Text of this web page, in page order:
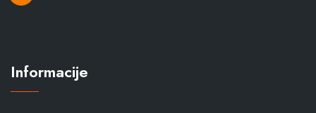
Informacije